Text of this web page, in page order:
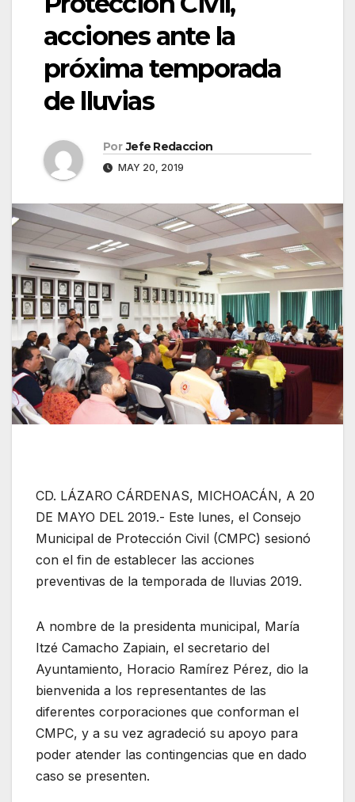
acciones ante la
próxima temporada
de lluvias
Por Jefe Redaccion
MAY 20, 2019
CD. LÁZARO CÁRDENAS, MICHOACÁN, A 20
DE MAYO DEL 2019.- Este lunes, el Consejo
Municipal de Protección Civil (CMPC) sesionó
con el fin de establecer las acciones
preventivas de la temporada de lluvias 2019.
A nombre de la presidenta municipal, María
Itzé Camacho Zapiain, el secretario del
Ayuntamiento, Horacio Ramírez Pérez, dio la
bienvenida a los representantes de las
diferentes corporaciones que conforman el
CMPC, y a su vez agradeció su apoyo para
poder atender las contingencias que en dado
caso se presenten.